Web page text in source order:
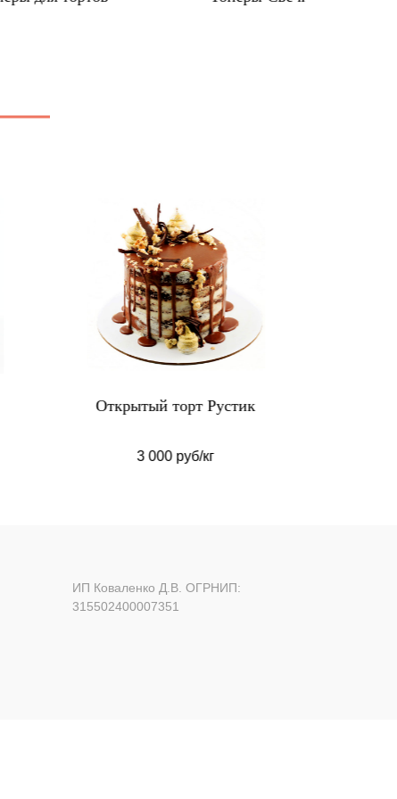
Торт в шоколадной глазури
3 200 руб/кг
ИП Коваленко Д.В. ОГРНИП:
315502400007351